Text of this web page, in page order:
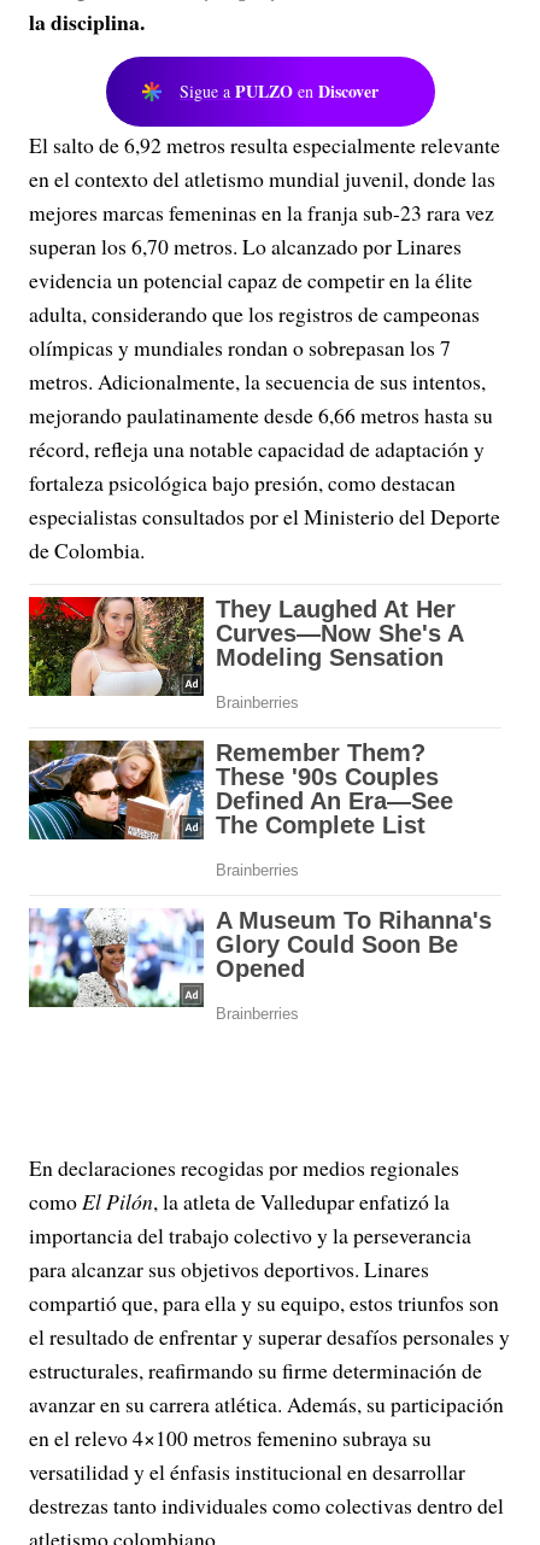
la disciplina.
Sigue a PULZO en Discover
El salto de 6,92 metros resulta especialmente relevante
en el contexto del atletismo mundial juvenil, donde las
mejores marcas femeninas en la franja sub-23 rara vez
superan los 6,70 metros. Lo alcanzado por Linares
evidencia un potencial capaz de competir en la élite
adulta, considerando que los registros de campeonas
olímpicas y mundiales rondan o sobrepasan los 7
metros. Adicionalmente, la secuencia de sus intentos,
mejorando paulatinamente desde 6,66 metros hasta su
récord, refleja una notable capacidad de adaptación y
fortaleza psicológica bajo presión, como destacan
especialistas consultados por el Ministerio del Deporte
de Colombia.
En declaraciones recogidas por medios regionales
comoEl Pilón, la atleta de Valledupar enfatizó la
importancia del trabajo colectivo y la perseverancia
para alcanzar sus objetivos deportivos. Linares
compartió que, para ella y su equipo, estos triunfos son
el resultado de enfrentar y superar desafíos personales y
estructurales, reafirmando su firme determinación de
avanzar en su carrera atlética. Además, su participación
en el relevo 4×100 metros femenino subraya su
versatilidad y el énfasis institucional en desarrollar
destrezas tanto individuales como colectivas dentro del
atletismo colombiano.